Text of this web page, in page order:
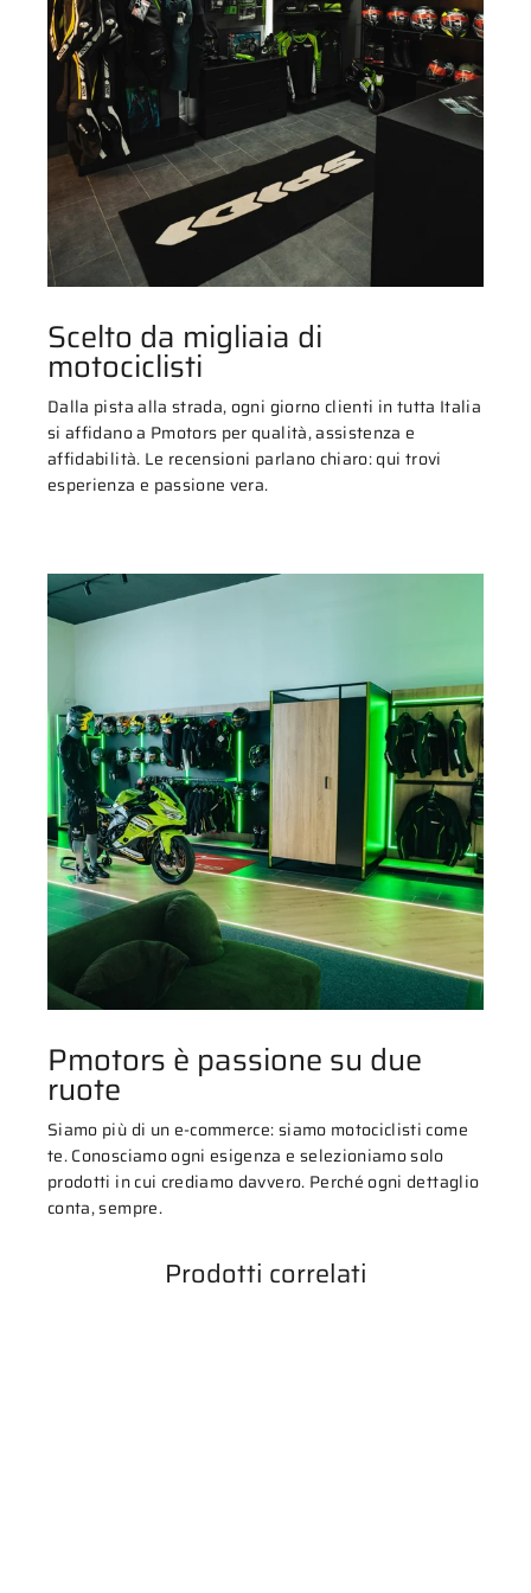
Scelto da migliaia di
motociclisti
Dalla pista alla strada, ogni giorno clienti in tutta Italia
si affidano a Pmotors per qualità, assistenza e
affidabilità. Le recensioni parlano chiaro: qui trovi
esperienza e passione vera.
Pmotors è passione su due
ruote
Siamo più di un e-commerce: siamo motociclisti come
te. Conosciamo ogni esigenza e selezioniamo solo
prodotti in cui crediamo davvero. Perché ogni dettaglio
conta, sempre.
Prodotti correlati